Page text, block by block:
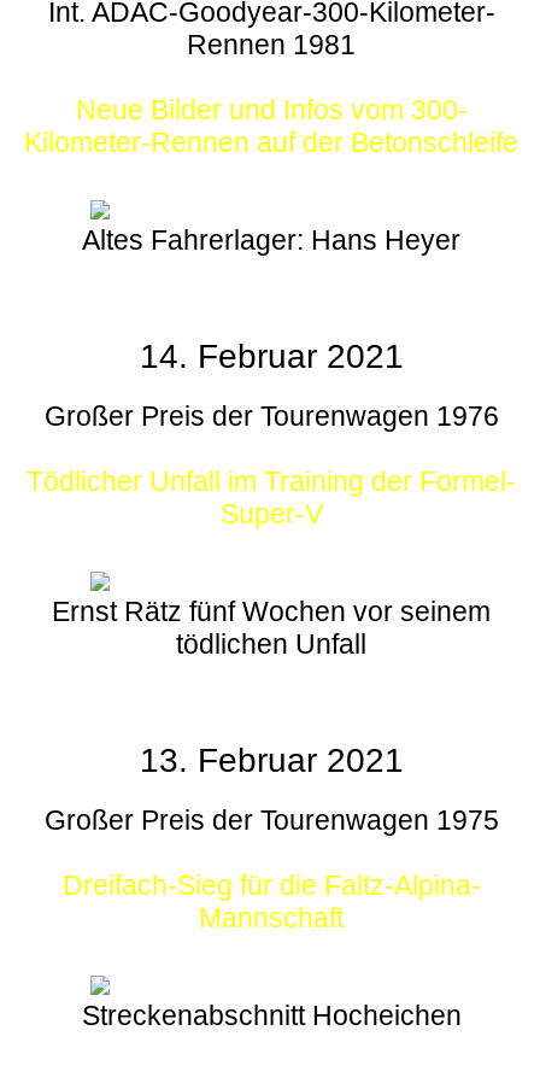
Int. ADAC-Goodyear-300-Kilometer-
Rennen 1981
Neue Bilder und Infos vom 300-
Kilometer-Rennen auf der Betonschleife
Altes Fahrerlager: Hans Heyer
14. Februar 2021
Großer Preis der Tourenwagen 1976
Tödlicher Unfall im Training der Formel-
Super-V
Ernst Rätz fünf Wochen vor seinem
tödlichen Unfall
13. Februar 2021
Großer Preis der Tourenwagen 1975
Dreifach-Sieg für die Faltz-Alpina-
Mannschaft
Streckenabschnitt Hocheichen